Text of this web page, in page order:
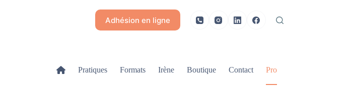
Adhésion en ligne
Pratiques Formats Irène Boutique Contact Pro